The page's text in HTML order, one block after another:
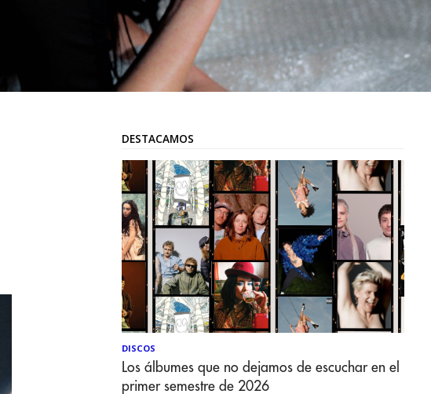
DESTACAMOS
DISCOS
Los álbumes que no dejamos de escuchar en el
primer semestre de 2026